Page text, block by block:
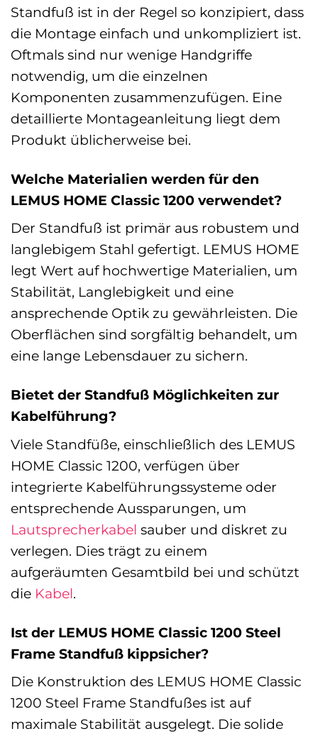
Standfuß ist in der Regel so konzipiert, dass
die Montage einfach und unkompliziert ist.
Oftmals sind nur wenige Handgriffe
notwendig, um die einzelnen
Komponenten zusammenzufügen. Eine
detaillierte Montageanleitung liegt dem
Produkt üblicherweise bei.
Welche Materialien werden für den
LEMUS HOME Classic 1200 verwendet?
Der Standfuß ist primär aus robustem und
langlebigem Stahl gefertigt. LEMUS HOME
legt Wert auf hochwertige Materialien, um
Stabilität, Langlebigkeit und eine
ansprechende Optik zu gewährleisten. Die
Oberflächen sind sorgfältig behandelt, um
eine lange Lebensdauer zu sichern.
Bietet der Standfuß Möglichkeiten zur
Kabelführung?
Viele Standfüße, einschließlich des LEMUS
HOME Classic 1200, verfügen über
integrierte Kabelführungssysteme oder
entsprechende Aussparungen, um
Lautsprecherkabel sauber und diskret zu
verlegen. Dies trägt zu einem
aufgeräumten Gesamtbild bei und schützt
die Kabel.
Ist der LEMUS HOME Classic 1200 Steel
Frame Standfuß kippsicher?
Die Konstruktion des LEMUS HOME Classic
1200 Steel Frame Standfußes ist auf
maximale Stabilität ausgelegt. Die solide